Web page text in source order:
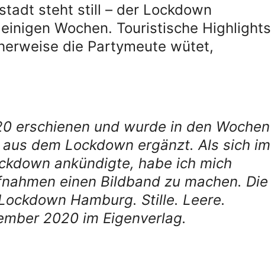
steht still – der Lockdown
Wochen. Touristische Highlights
die Partymeute wütet,
erschienen und wurde in den Wochen
dem Lockdown ergänzt. Als sich im
ankündigte, habe ich mich
einen Bildband zu machen. Die
Hamburg. Stille. Leere.
2020 im Eigenverlag.